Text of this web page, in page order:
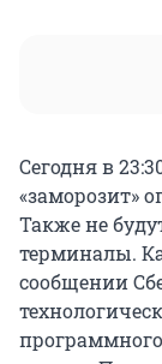
Сегодня в
«заморозит»
Также не
терминалы.
сообщении